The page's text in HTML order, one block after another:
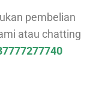
pembelian
atau chatting